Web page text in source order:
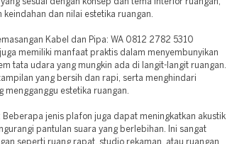
sesuai dengan konsep dan tema interior ruangan,
keindahan dan nilai estetika ruangan.
Kabel dan Pipa: WA 0812 2782 5310
memiliki manfaat praktis dalam menyembunyikan
tata udara yang mungkin ada di langit-langit ruangan.
yang bersih dan rapi, serta menghindari
mengganggu estetika ruangan.
Beberapa jenis plafon juga dapat meningkatkan akustik
pantulan suara yang berlebihan. Ini sangat
seperti ruang rapat, studio rekaman, atau ruangan